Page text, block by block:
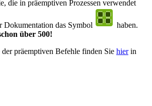
die in präemptiven Prozessen verwendet
Dokumentation das Symbol
haben.
über 500!
präemptiven Befehle finden Sie hierin